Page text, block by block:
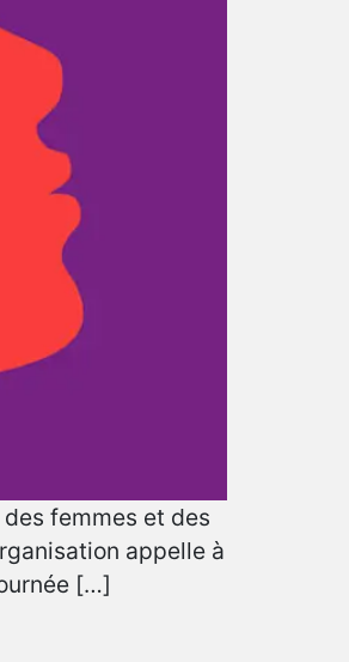
femmes et des
appelle à
[…]